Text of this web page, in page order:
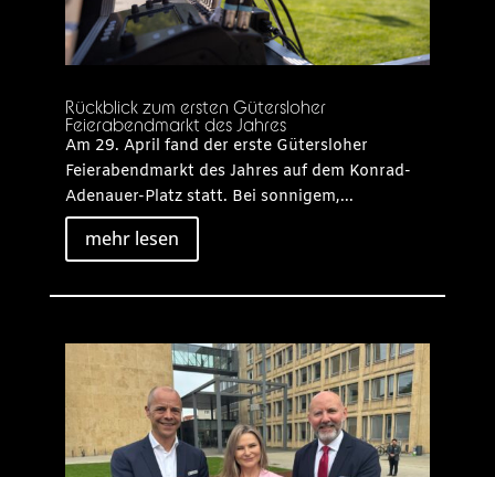
Rückblick zum ersten Gütersloher
Feierabendmarkt des Jahres
Am 29. April fand der erste Gütersloher
Feierabendmarkt des Jahres auf dem Konrad-
Adenauer-Platz statt. Bei sonnigem,...
mehr lesen